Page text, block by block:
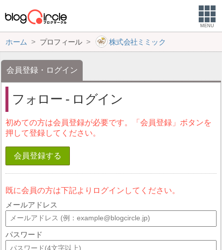
MENU
ホーム プロフィール 株式会社ミミック
会員登録・ログイン
フォロー - ログイン
初めての方は会員登録が必要です。「会員登録」ボタンを
押して登録してください。
会員登録する
既に会員の方は下記よりログインしてください。
メールアドレス
パスワード